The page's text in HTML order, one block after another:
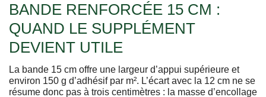
BANDE RENFORCÉE 15 CM :
QUAND LE SUPPLÉMENT
DEVIENT UTILE
La bande 15 cm offre une largeur d’appui supérieure et
environ 150 g d’adhésif par m². L’écart avec la 12 cm ne se
résume donc pas à trois centimètres : la masse d’encollage